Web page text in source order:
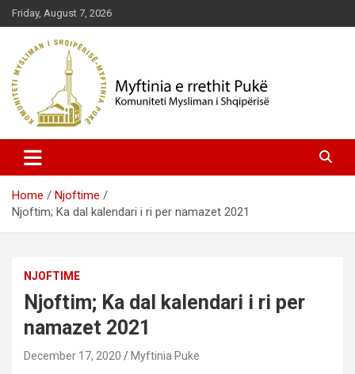
Skip
to
content
Friday, August 7, 2026
Myftinia Pukë | Faqja Zyrtare
Home
Njoftime
Njoftim; Ka dal kalendari i ri per namazet 2021
NJOFTIME
Njoftim; Ka dal kalendari i ri per
namazet 2021
December 17, 2020 Myftinia Puke